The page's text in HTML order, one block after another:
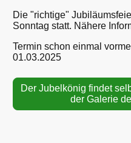
Die "richtige"
Sonntag statt. Nähere
Termin schon einmal
01.03.2025
Der Jubelkönig findet
der Galerie